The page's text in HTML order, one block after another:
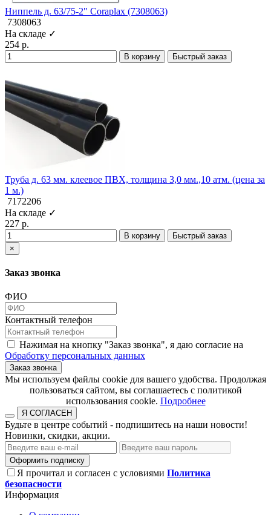
Ниппель д. 63/75-2" Coraplax (7308063)
7308063
На складе ✓
254 р.
В корзину Быстрый заказ
Труба д. 63 мм. клеевое ПВХ, толщина 3,0 мм.,10 атм. (цена за
1 м.)
7172206
На складе ✓
227 р.
В корзину
Быстрый заказ
×
Заказ звонка
ФИО
Контактный телефон
Нажимая на кнопку "Заказ звонка", я даю согласие на
Обработку персональных данных
Заказ звонка
​​​​​​​Мы используем файлы cookie для вашего удобства. Продолжая
пользоваться сайтом, вы соглашаетесь с политикой
использования cookie.​​​​​​​ Подробнее
Я СОГЛАСЕН
Будьте в центре событий - подпишитесь на наши новости!
Новинки, скидки, акции.
Оформить подписку
Я прочитал и согласен с условиями Политика
безопасности
Информация